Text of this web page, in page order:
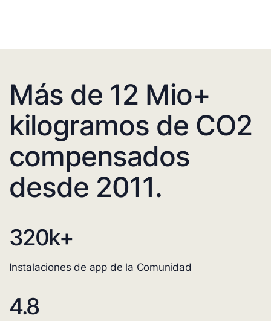
Más de 12 Mio+
kilogramos de CO2
compensados
desde 2011.
320k+
Instalaciones de app de la Comunidad
4.8